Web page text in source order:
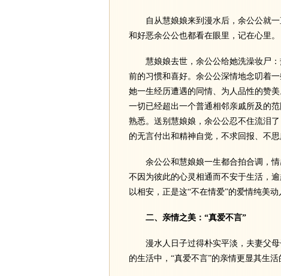
自从慧娘娘来到漫水后，余公公就一
和好恶余公公也都看在眼里，记在心里。
慧娘娘去世，余公公给她洗澡妆尸：
前的习惯和喜好。余公公深情地念叨着
她一生经历遭遇的同情、为人品性的赞
一切已经超出一个普通相邻亲戚所及的
熟悉。送别慧娘娘，余公公忍不住流泪
的无言付出和精神自觉，不求回报、不思
余公公和慧娘娘一生都合拍合调，情
不因为彼此的心灵相通而不安于生活，
以相安，正是这“不在情爱”的爱情纯美动
二、亲情之美：“真爱不言”
漫水人日子过得朴实平淡，夫妻父母
的生活中，“真爱不言”的亲情更显其生活